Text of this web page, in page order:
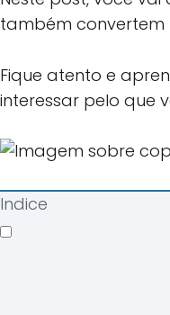
também convertem
Fique atento e
interessar pelo que
Indice